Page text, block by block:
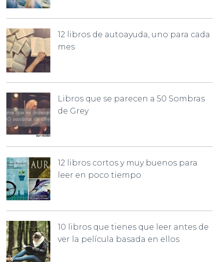
12 libros de autoayuda, uno para cada
mes
Libros que se parecen a 50 Sombras
de Grey
12 libros cortos y muy buenos para
leer en poco tiempo
10 libros que tienes que leer antes de
ver la película basada en ellos